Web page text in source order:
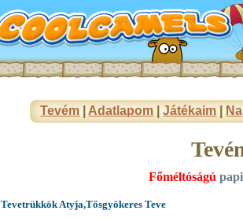
Tevém Adatlapom |Játékaim
Főméltóságú
Tevetrükkök Atyja,Tősgyökeres Teve